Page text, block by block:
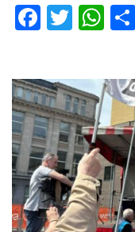
Facebook
Twitter